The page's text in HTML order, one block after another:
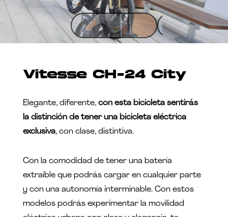
Vitesse CH-24 City
Elegante, diferente, con esta bicicleta sentirás
la distinción de tener una bicicleta eléctrica
exclusiva, con clase, distintiva.
Con la comodidad de tener una batería
extraíble que podrás cargar en cualquier parte
y con una autonomía interminable. Con estos
modelos podrás experimentar la movilidad